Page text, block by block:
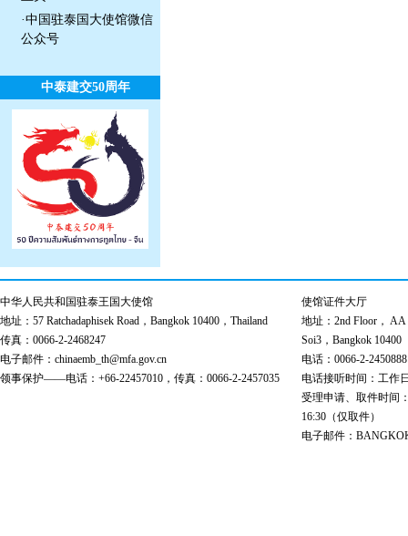
·中国驻泰国大使馆微信
公众号
中泰建交50周年
中华人民共和国驻泰王国大使馆
地址：57 Ratchadaphisek Road，Bangkok 10400，Thailand
传真：0066-2-2468247
电子邮件：chinaemb_th@mfa.gov.cn
领事保护——电话：+66-22457010，传真：0066-2-2457035
使馆证件大厅
地址：2nd Floor， AA
Soi3，Bangkok 10400
电话：0066-2-
电话接听时间：工作
受理申请、取件时间
16:30（仅取件）
电子邮件：